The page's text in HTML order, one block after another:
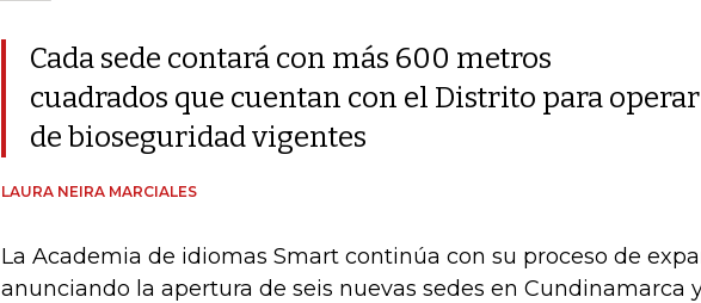
Cada sede contará con más 600 metros
cuadrados que cuentan con el Distrito para
de bioseguridad vigentes
LAURA NEIRA MARCIALES
La Academia de idiomas Smart continúa con su proceso de
anunciando la apertura de seis nuevas sedes en Cundinamarca